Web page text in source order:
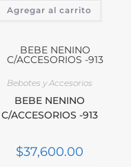
Agregar al carrito
Bebotes y Accesorios
BEBE NENINO
C/ACCESORIOS -913
$37,600.00